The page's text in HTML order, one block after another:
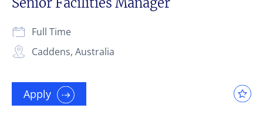
Caddens, Australia
Full Time
Apply